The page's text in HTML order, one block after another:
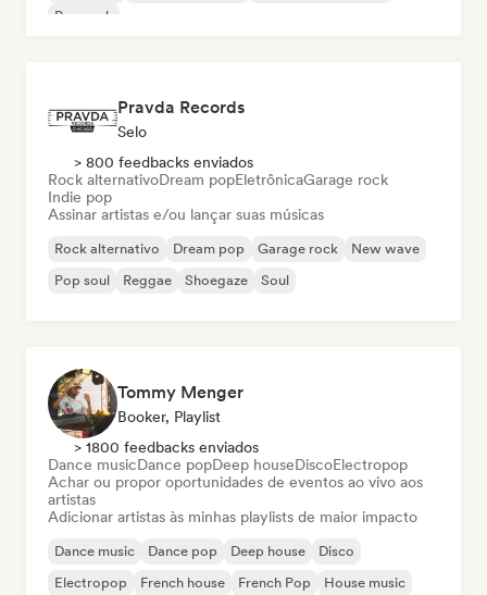
Pop rock
Pravda Records
Selo
> 800 feedbacks enviados
Rock alternativoDream popEletrônicaGarage rock
Indie pop
Assinar artistas e/ou lançar suas músicas
Rock alternativo Dream pop Garage rock
New wave
Pop soul
Reggae Shoegaze Soul
Tommy Menger
Booker, Playlist
> 1800 feedbacks enviados
Dance musicDance popDeep houseDiscoElectropop
Achar ou propor oportunidades de eventos ao vivo aos
artistas
Adicionar artistas às minhas playlists de maior impacto
Dance music Dance pop Deep house
Disco
Electropop
French house French Pop House music